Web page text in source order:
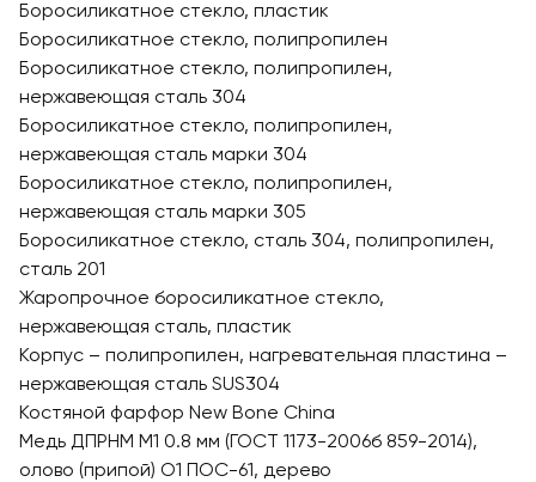
Боросиликатное стекло, пластик
Боросиликатное стекло, полипропилен
Боросиликатное стекло, полипропилен,
нержавеющая сталь 304
Боросиликатное стекло, полипропилен,
нержавеющая сталь марки 304
Боросиликатное стекло, полипропилен,
нержавеющая сталь марки 305
Боросиликатное стекло, сталь 304, полипропилен,
сталь 201
Жаропрочное боросиликатное стекло,
нержавеющая cталь, пластик
Корпус – полипропилен, нагревательная пластина –
нержавеющая сталь SUS304
Костяной фарфор New Bone China
Медь ДПРНМ М1 0.8 мм (ГОСТ 1173-2006б 859-2014),
олово (припой) О1 ПОС-61, дерево